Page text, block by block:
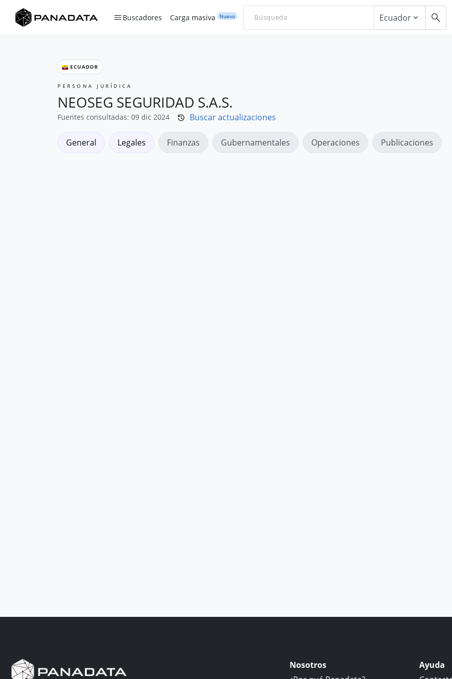
Buscadores Carga masiva Nuevo Ecuador
ECUADOR
PERSONA JURÍDICA
NEOSEG SEGURIDAD S.A.S.
Fuentes consultadas: 09 dic 2024 Buscar actualizaciones
General Legales Finanzas Gubernamentales Operaciones Publicaciones
Nosotros
Ayuda